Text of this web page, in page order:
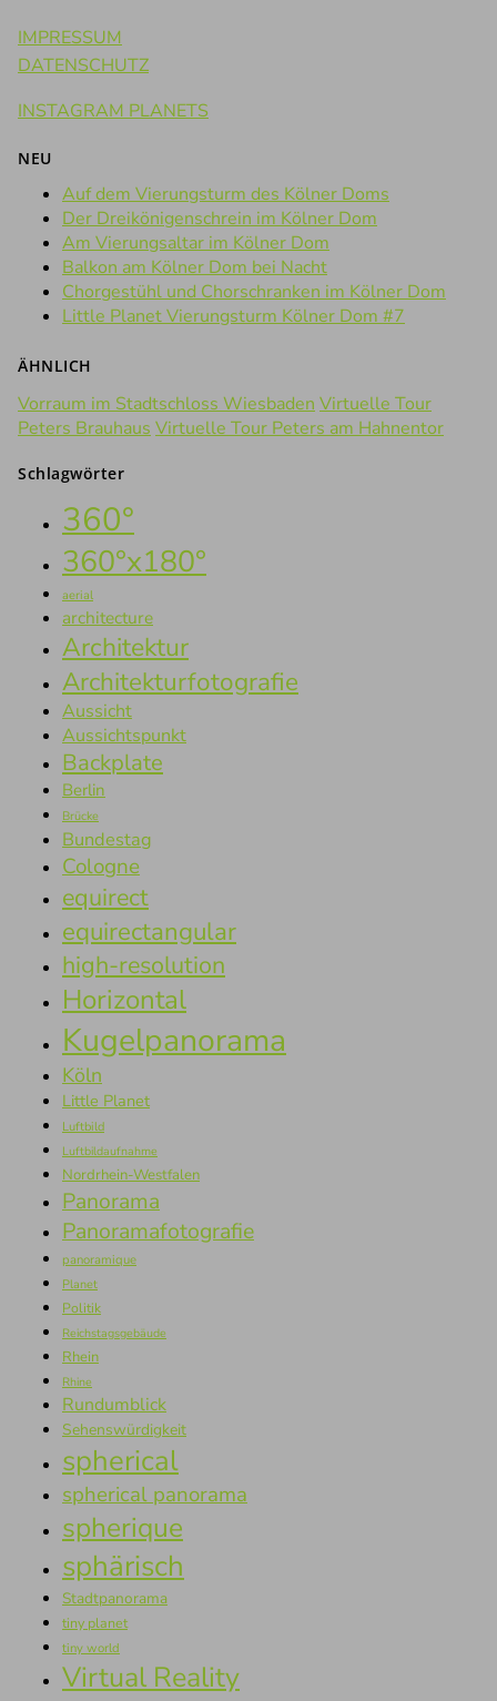
IMPRESSUM
DATENSCHUTZ
INSTAGRAM PLANETS
NEU
Auf dem Vierungsturm des Kölner Doms
Der Dreikönigenschrein im Kölner Dom
Am Vierungsaltar im Kölner Dom
Balkon am Kölner Dom bei Nacht
Chorgestühl und Chorschranken im Kölner Dom
Little Planet Vierungsturm Kölner Dom #7
ÄHNLICH
Vorraum im Stadtschloss Wiesbaden Virtuelle Tour
Peters Brauhaus Virtuelle Tour Peters am Hahnentor
Schlagwörter
360°
360°x180°
aerial
architecture
Architektur
Architekturfotografie
Aussicht
Aussichtspunkt
Backplate
Berlin
Brücke
Bundestag
Cologne
equirect
equirectangular
high-resolution
Horizontal
Kugelpanorama
Köln
Little Planet
Luftbild
Luftbildaufnahme
Nordrhein-Westfalen
Panorama
Panoramafotografie
panoramique
Planet
Politik
Reichstagsgebäude
Rhein
Rhine
Rundumblick
Sehenswürdigkeit
spherical
spherical panorama
spherique
sphärisch
Stadtpanorama
tiny planet
tiny world
Virtual Reality